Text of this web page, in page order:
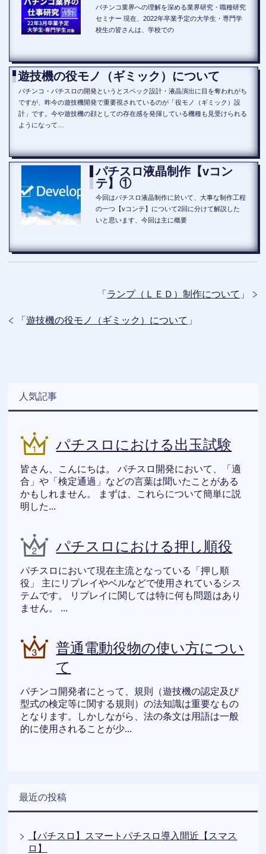
パチンコ業界への理解を深める業界研究・職種研究
セミナー 現在、2022年卒業予定の大学生・専門学
校生の皆さんは、学校での
遊技機の役モノ（ギミック）について
パチンコ・パチスロの開発というとスペック設計・液晶演出に目を奪われがち
ですが、昨今の遊技機開発で重要視されているのが「役モノ（ギミック）設
計」です。今や遊技機の顔としての存在感を発揮している機種も見受けられる
ようになって…
パチスロ液晶制作【vコン
テ】①
今回はパチスロ液晶制作に於いて、大事な制作工程
の一つ【vコンテ】について2回に分けて解説した
いと思います、今回は主に概要
「 ランプ（ＬＥＤ）制作について 」
「 遊技機の役モノ（ギミック）について 」
人気記事
パチスロにおける出玉試験
皆さん、こんにちは。 パチスロ開発において、「適
合」や「検定通過」などの言葉は聞いたことがある
かもしれません。 まずは、これらについて簡単に説
明した...
パチスロにおける押し順役
パチスロにおいて現在主流となっている「押し順
役」 主にリプレイやベルなどで使用されているシス
テムです。 リプレイに関しては特に何も問題はあり
ません。 ...
普通電動役物の使い方につい
て
パチンコ開発者にとって、規則（遊技機の認定及び
型式の検定等に関する規則）の法知識は重要なもの
となります。しかしながら、法の条文は用語は一般
的に使用されることが少...
最近の投稿
【パチスロ】スマートパチスロ導入間近【スマス
ロ】